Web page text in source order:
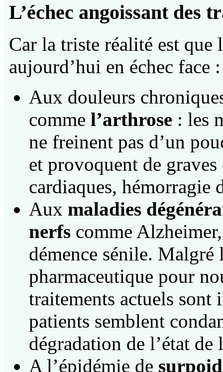
L’échec angoissant des
Car la triste réalité est que
aujourd’hui en échec face :
Aux douleurs
comme l’arthrose : les
ne freinent pas d’un
et provoquent de
cardiaques, hémorragie
Aux maladies
nerfs comme
démence sénile.
pharmaceutique pour
traitements actuels sont
patients semblent
dégradation de l’état de
A l’épidémie de